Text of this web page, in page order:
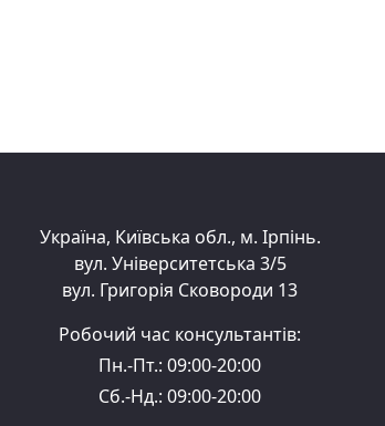
Україна, Київська обл., м. Ірпінь.
вул. Університетська 3/5
вул. Григорія Сковороди 13
Робочий час консультантів:
Пн.-Пт.: 09:00-20:00
Сб.-Нд.: 09:00-20:00